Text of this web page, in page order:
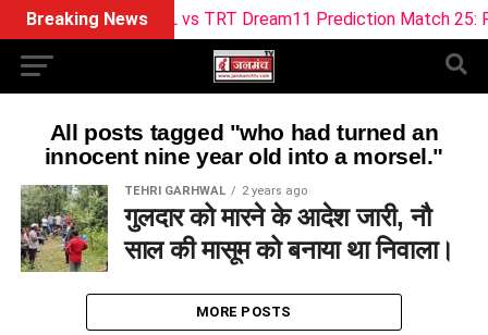
Breaking NewsML vs TRT Dream11 Prediction Match 25:
All posts tagged "who had turned an
innocent nine year old into a morsel."
TEHRI GARHWAL 2 years ago
गुलदार को मारने के आदेश जारी, नौ
साल की मासूम को बनाया था निवाला।
MORE POSTS